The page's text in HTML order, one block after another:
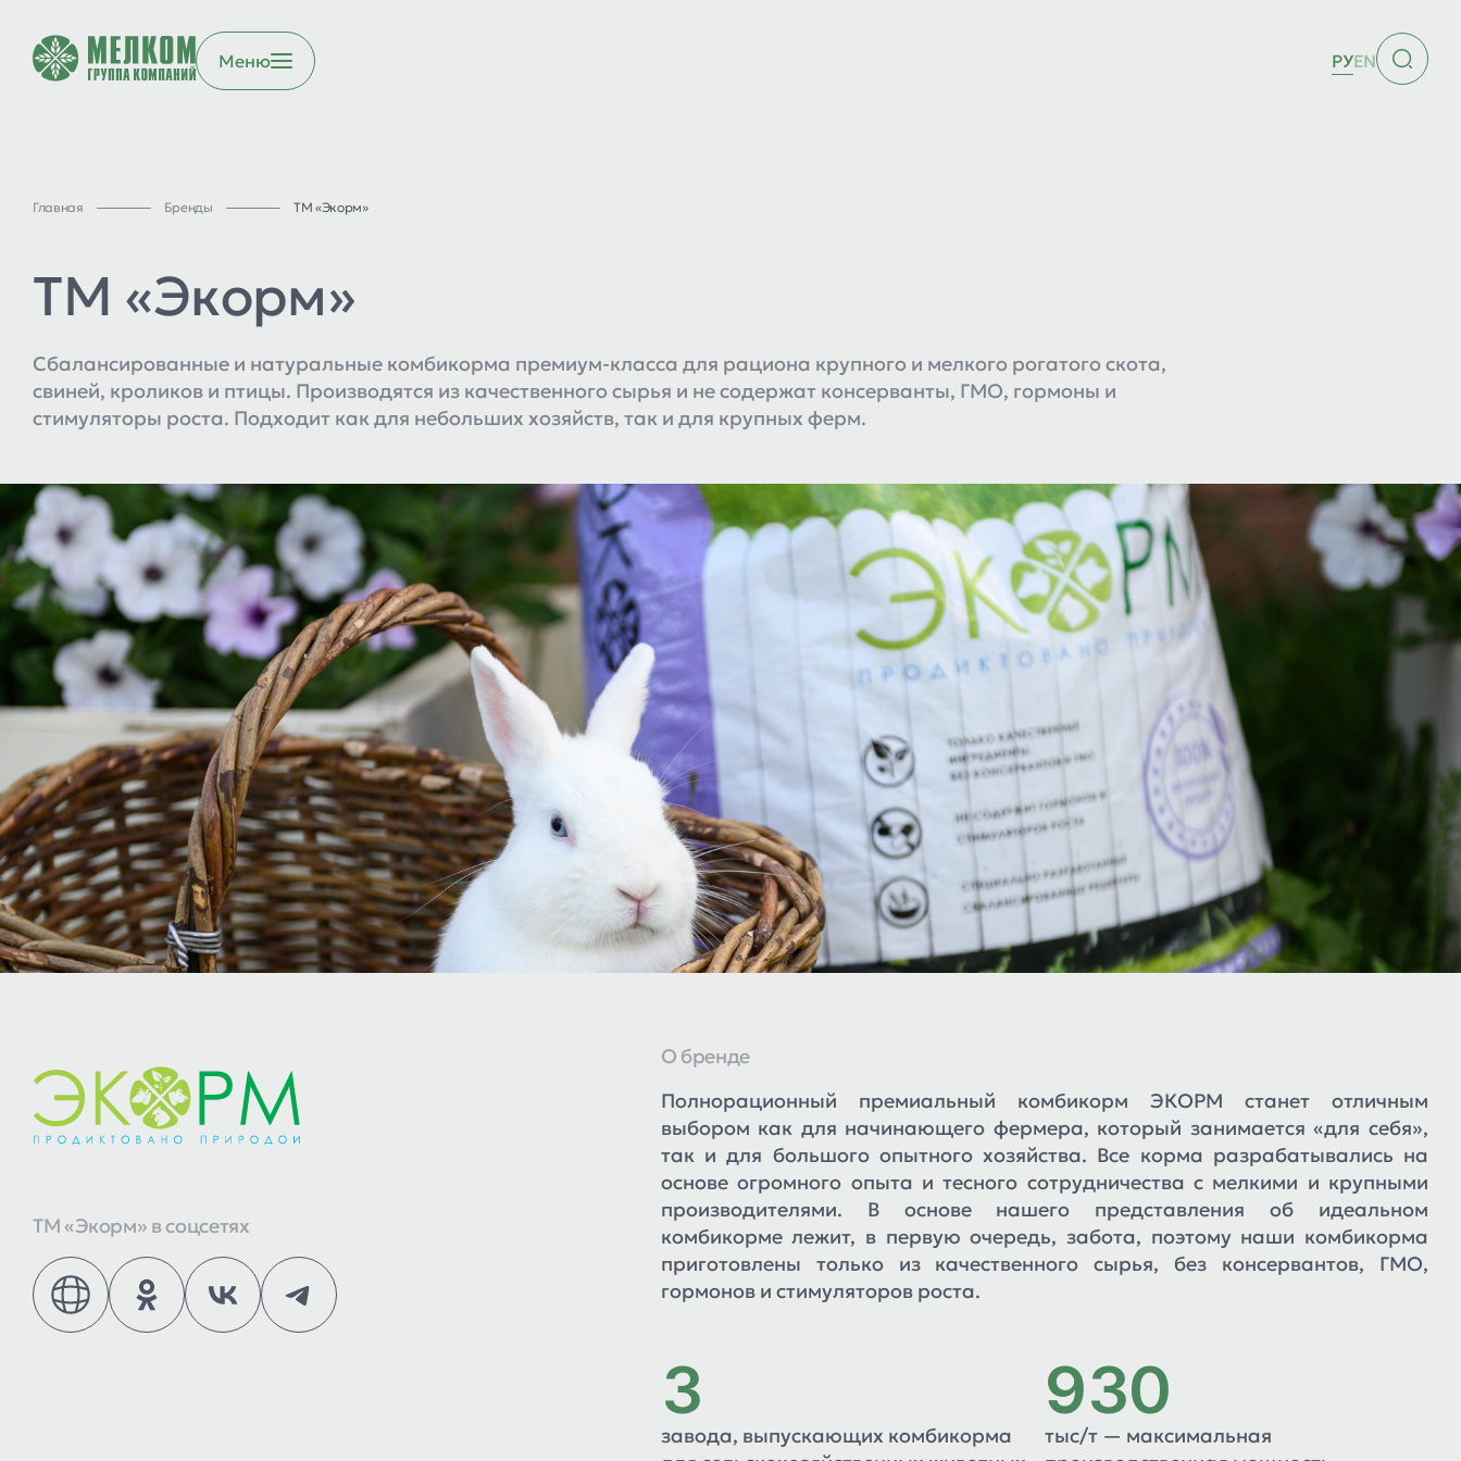
Меню РУEN
Главная Бренды ТМ «Экорм»
ТМ «Экорм»
Сбалансированные и натуральные комбикорма премиум-класса для рациона крупного и мелкого рогатого скота,
свиней, кроликов и птицы. Производятся из качественного сырья и не содержат консерванты, ГМО, гормоны и
стимуляторы роста. Подходит как для небольших хозяйств, так и для крупных ферм.
О бренде
Полнорационный премиальный комбикорм ЭКОРМ станет отличным
выбором как для начинающего фермера, который занимается «для себя»,
так и для большого опытного хозяйства. Все корма разрабатывались на
основе огромного опыта и тесного сотрудничества с мелкими и крупными
производителями. В основе нашего представления об идеальном
комбикорме лежит, в первую очередь, забота, поэтому наши комбикорма
приготовлены только из качественного сырья, без консервантов, ГМО,
гормонов и стимуляторов роста.
3
завода, выпускающих комбикорма
930
тыс/т — максимальная
ТМ «Экорм» в соцсетях